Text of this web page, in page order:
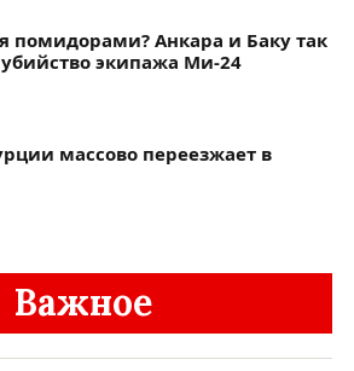
помидорами? Анкара и Баку так
экипажа Ми-24
массово переезжает в
Важное